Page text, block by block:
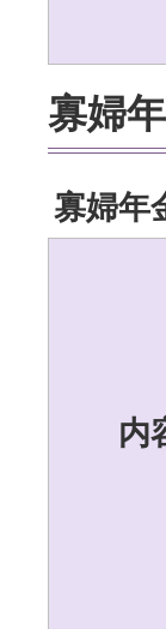
寡婦
寡婦年
内